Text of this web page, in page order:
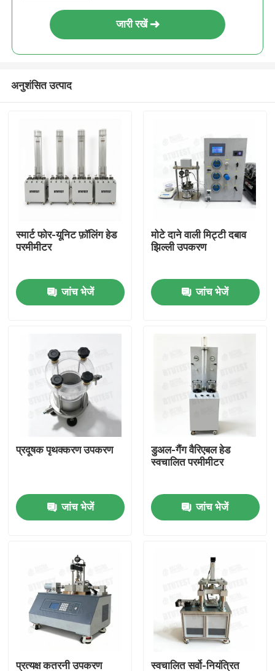
हमारे बारे में
फैक्टरी यात्रा
हमसे संपर्क करें
यूनिवर्सल टेस्टिंग मशीन
मृदा परीक्षण मशीन
कंक्रीट परीक्षण मशीन
जारी रखें
अनुशंसित उत्पाद
स्मार्ट फोर-यूनिट फ़ॉलिंग हेड
परमीमीटर
जांच भेजें
मोटे दाने वाली मिट्टी दबाव
झिल्ली उपकरण
जांच भेजें
प्रदूषक पृथक्करण उपकरण
जांच भेजें
डुअल-गैंग वैरिएबल हेड
स्वचालित परमीमीटर
जांच भेजें
प्रत्यक्ष कतरनी उपकरण स्वचालित सर्वो-नियंत्रित